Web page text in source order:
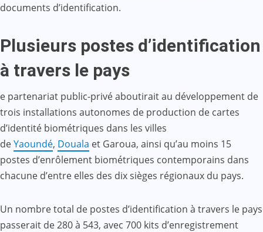
documents d’identification.
Plusieurs postes d’identification
à travers le pays
e partenariat public-privé aboutirait au développement de
trois installations autonomes de production de cartes
d’identité biométriques dans les villes
deYaoundé, Douala et Garoua, ainsi qu’au moins 15
postes d’enrôlement biométriques contemporains dans
chacune d’entre elles des dix sièges régionaux du pays.
Un nombre total de postes d’identification à travers le pays
passerait de 280 à 543, avec 700 kits d’enregistrement